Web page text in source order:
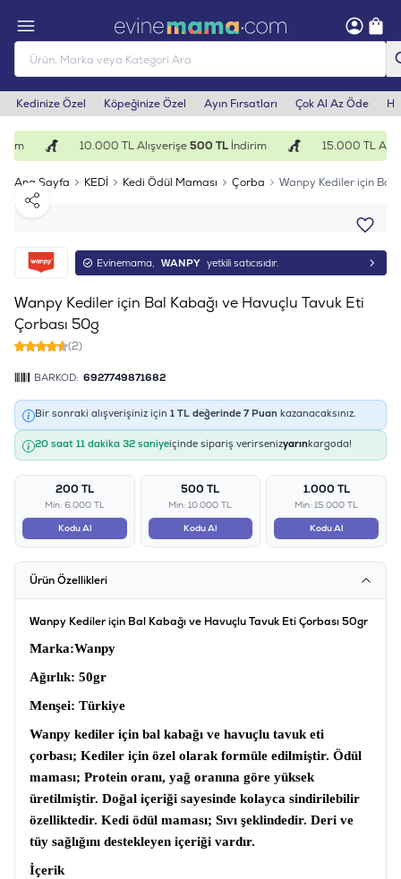
Kedinize Özel Köpeğinize Özel Ayın Fırsatları Çok Al Az Öde
10.000 TL Alışverişe500 TLİndirim 15.000 TL
Ana Sayfa KEDİ Kedi Ödül Maması Çorba
Wanpy Kediler için Bal
Paylaş
Evinemama, WANPY yetkili satıcısıdır.
Wanpy Kediler için Bal Kabağı ve Havuçlu Tavuk Eti
Çorbası 50g
(2)
BARKOD: 6927749871682
Bir sonraki alışverişiniz için 1 TL değerinde 7Puan kazanacaksınız.
20 saat 11 dakika 31 saniyeiçinde sipariş verirsenizyarınkargoda!
200 TL
Min: 6.000 TL
Kodu Al
500 TL
Min: 10.000 TL
Kodu Al
1.000 TL
Min: 15.000 TL
Kodu Al
Ürün Özellikleri
Wanpy Kediler için Bal Kabağı ve Havuçlu Tavuk Eti Çorbası 50gr
Marka:Wanpy
Ağırlık: 50gr
Menşei: Türkiye
Wanpy kediler için bal kabağı ve havuçlu tavuk eti
çorbası; Kediler için özel olarak formüle edilmiştir. Ödül
maması; Protein oranı, yağ oranına göre yüksek
üretilmiştir. Doğal içeriği sayesinde kolayca sindirilebilir
özelliktedir. Kedi ödül maması; Sıvı şeklindedir. Deri ve
tüy sağlığını destekleyen içeriği vardır.
İçerik